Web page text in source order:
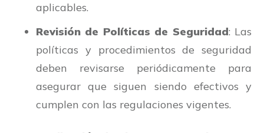
aplicables.
Revisión de Políticas de Seguridad: Las
políticas y procedimientos de seguridad
deben revisarse periódicamente para
asegurar que siguen siendo efectivos y
cumplen con las regulaciones vigentes.